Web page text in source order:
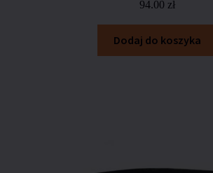
94.00 zł
Dodaj do koszyka